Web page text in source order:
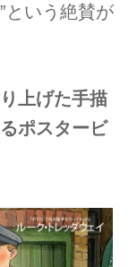
という絶賛が
上げた手描
ポスタービ